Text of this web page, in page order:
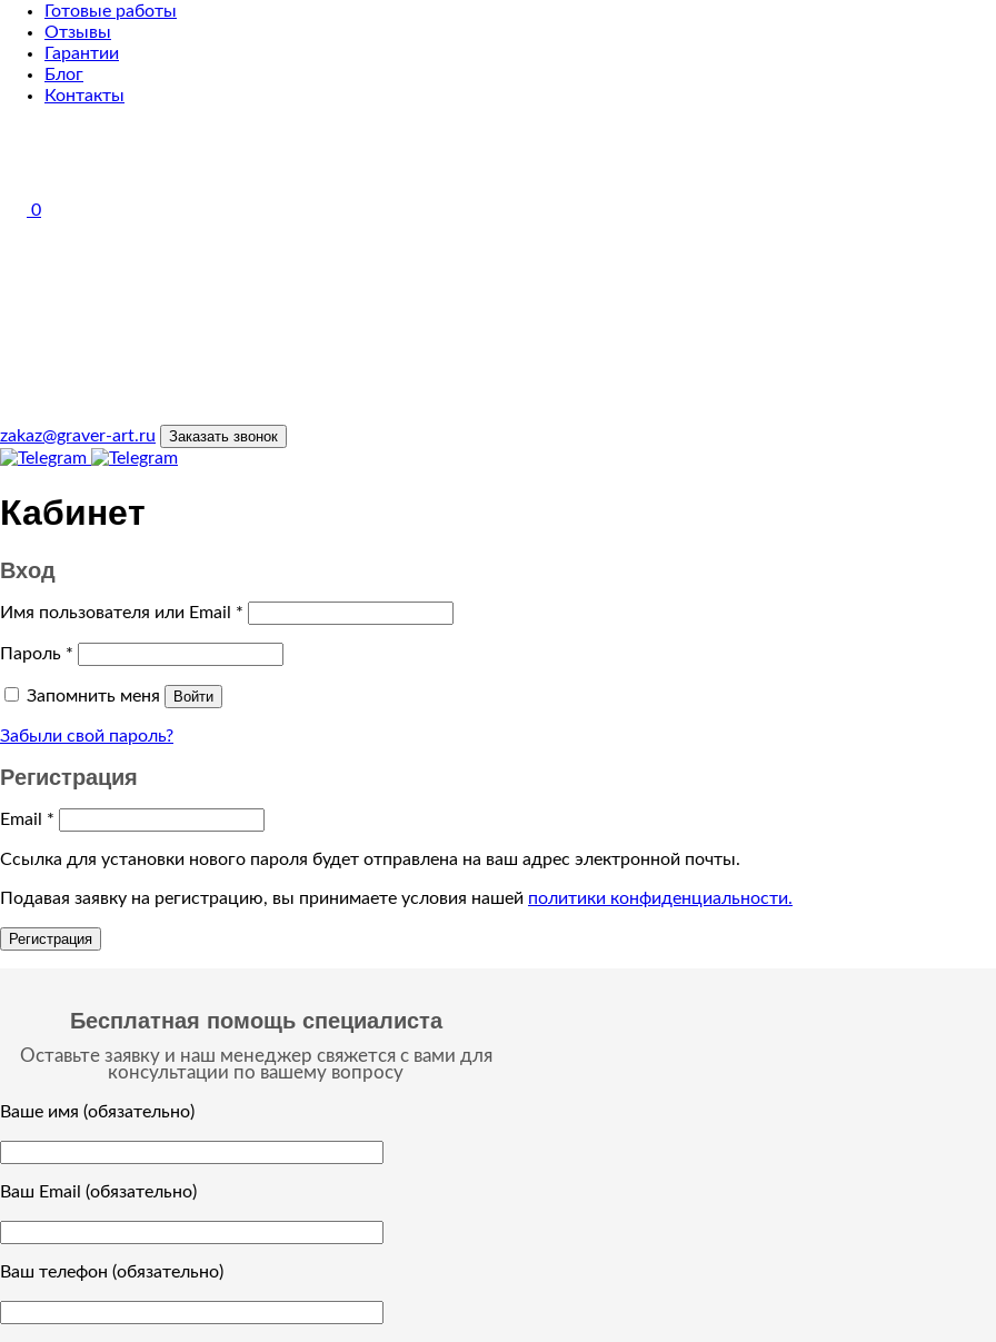
Готовые работы
Отзывы
Гарантии
Блог
Контакты
0
zakaz@graver-art.ru Заказать звонок
Кабинет
Вход
Имя пользователя или Email *
Пароль *
Запомнить меня Войти
Забыли свой пароль?
Регистрация
Email *
Ссылка для установки нового пароля будет отправлена ​​на ваш адрес электронной почты.
Подавая заявку на регистрацию, вы принимаете условия нашей политики конфиденциальности.
Регистрация
Бесплатная помощь специалиста
Оставьте заявку и наш менеджер свяжется с вами для
консультации по вашему вопросу
Ваше имя (обязательно)
Ваш Email (обязательно)
Ваш телефон (обязательно)